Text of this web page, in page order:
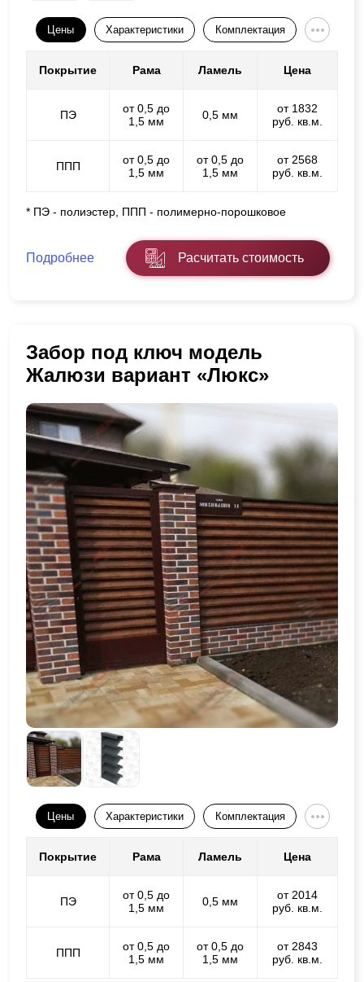
Цены Характеристики Комплектация
Покрытие Рама Ламель Цена
ПЭ
от 0,5 до
1,5 мм
0,5 мм
от 1832
руб. кв.м.
ППП
от 0,5 до
1,5 мм
от 0,5 до
1,5 мм
от 2568
руб. кв.м.
* ПЭ - полиэстер, ППП - полимерно-порошковое
Подробнее Расчитать стоимость
Забор под ключ модель
Жалюзи вариант «Люкс»
Цены Характеристики Комплектация
Покрытие Рама Ламель Цена
ПЭ
от 0,5 до
1,5 мм
0,5 мм
от 2014
руб. кв.м.
ППП
от 0,5 до
1,5 мм
от 0,5 до
1,5 мм
от 2843
руб. кв.м.